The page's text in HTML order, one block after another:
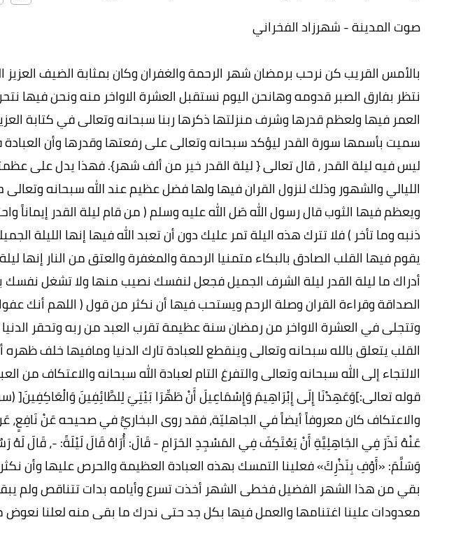
صوت المدينة - شهرزاد الفخراني
بالأمس القريب كن نرحب برمضان شهر الرحمة والغفران وكان بمثابة الضيف العزيز
نتظر بفارق الصبر قدومه وهانحن اليوم نستقبل العشرة الاواخر منه ونحن فيها
العمر فيها ولعظم قدرها وشرف منزلتها ذكرها ربنا سبحانه وتعالى في كتابة
سميت بأسمها سورة القدر ليؤكد سبحانه وتعالى على رفعتها وقدرها وأن
ليس فيه ليلة القدر ، قال تعالى { ليلة القدر خير من ألف شهر}. فهذا يدل على
الليالي والشهور وذلك لنزول القران فيها ولها فضل عظيم عند الله سبحانه
ويعظم فيها الثوب قال رسول الله صَل الله عليه وسلم ( من قام ليلة القدر إيماناً
ذنبه وما تأخر ) فلا تترك هذه اليلة تمر عليك دون أن تعبد الله فيها إنها الليلة
يقوم فيها القلب الصادق بالبكاء متمنيا الرحمة والمغفرة والعتق من النار إنها
أدراك ما ليلة القدر ليلة الشرف الجميل فجعل لنفسك نصيب منها ولا تشغل نفسك
الصداقة وقراءة القران وصلة الرحم ويستحب فيها أن نكثر من قول ( اللهم أنك
وتتجلى في العشرة الاواخر من رمضان سنة عظيمة تقرب العبد من ربه وتحقر
القلب يتعلق بالله سبحانه وتعالى وينقطع للعبادة تارك الدنيا ومافيها خلف
الالتجاء إلى الله سبحانه وتعالى والتفرغ التام لعبادة الله سبحانه والاعتكاف من
والاعتكاف كان معروفاً أيضاً في الجاهليّة، فقد روى البخاريُّ في صحيحه عَنْ نَافِعٍ،
عَنْهُ نَذَرَ فِي الجَاهِلِيَّةِ أَنْ يَعْتَكِفَ فِي المَسْجِدِ الحَرَامِ - قَالَ: أُرَاهُ قَالَ لَيْلَةً: -، قَالَ لَهُ
وَسَلَّمَ: «أَوْفِ بِنَذْرِكَ» فعلينا التمسك بهذه العبادة العظيمة والحرص عليها وأن
بقي من هذا الشهر الفضيل فخطى الشهر أخذت تسرع وأيامه بدات تتناقص ولم
معدودات علينا اغتنامها والعمل فيها بكل جد حتى ندرك ما بقى منه لعلنا نعوض